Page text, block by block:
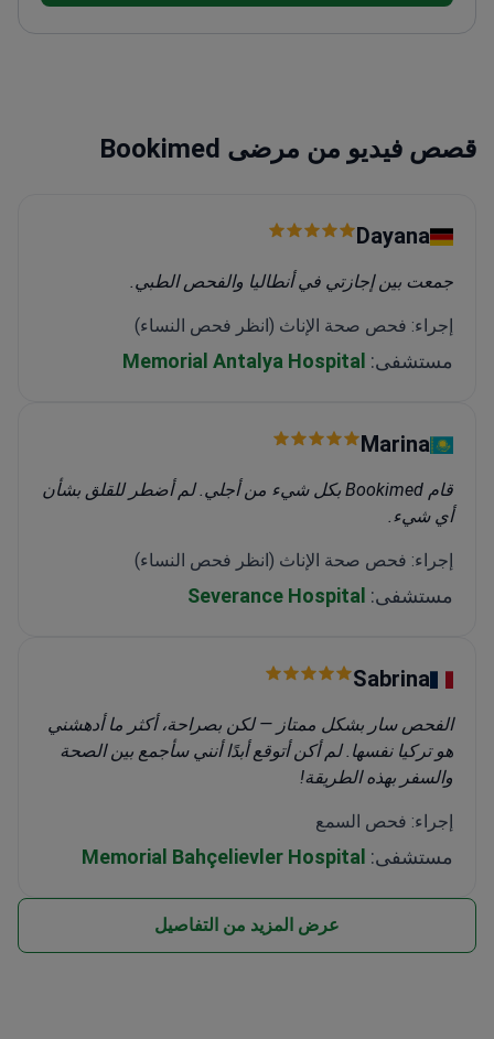
جراحات تصحيحية للمرضى الذين خضعوا لعمليات غير
قصص فيديو من مرضى Bookimed
Dayana
جمعت بين إجازتي في أنطاليا والفحص الطبي.
إجراء: فحص صحة الإناث (انظر فحص النساء)
مستشفى: Memorial Antalya Hospital
Marina
قام Bookimed بكل شيء من أجلي. لم أضطر للقلق بشأن
أي شيء.
إجراء: فحص صحة الإناث (انظر فحص النساء)
مستشفى: Severance Hospital
Sabrina
الفحص سار بشكل ممتاز — لكن بصراحة، أكثر ما أدهشني
هو تركيا نفسها. لم أكن أتوقع أبدًا أنني سأجمع بين الصحة
والسفر بهذه الطريقة!
إجراء: فحص السمع
مستشفى: Memorial Bahçelievler Hospital
عرض المزيد من التفاصيل